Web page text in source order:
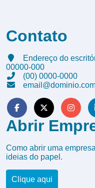
Contato
Endereço do
00000-000
(00) 0000-0000
Abrir
Como abrir uma
ideias do papel.
Clique aqui